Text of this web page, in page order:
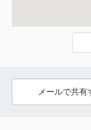
メールで共有